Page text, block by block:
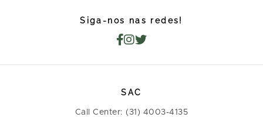
Siga-nos nas redes!
SAC
Call Center: (31) 4003-4135